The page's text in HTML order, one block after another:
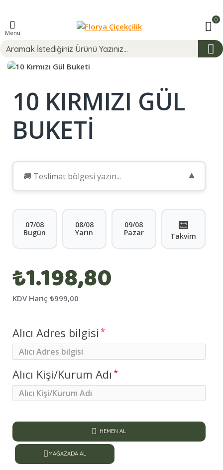
Menü
0
10 KIRMIZI GÜL
BUKETI
▼
07/08
Bugün
08/08
Yarın
09/08
Pazar
📅
Takvim
₺1.198,80
KDV Hariç ₺999,00
Alıcı Adres bilgisi
Alıcı Kişi/Kurum Adı
HEMEN AL
MAĞAZADA AL